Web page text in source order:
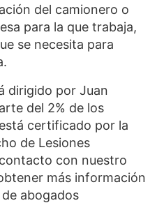
del camionero o
para la que trabaja,
se necesita para
dirigido por Juan
del 2% de los
certificado por la
de Lesiones
con nuestro
más información
abogados